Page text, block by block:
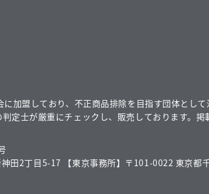
加盟しており、不正商品排除を目指す団体として
定士が厳重にチェックし、販売しております。
田2丁目5-17
【東京事務所】〒101-0022 東京都